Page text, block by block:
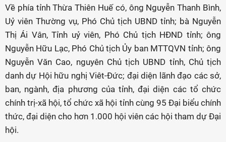
Về phía tỉnh Thừa Thiên Huế có, ông Nguyễn Thanh Bình,
Uỷ viên Thường vụ, Phó Chủ tịch UBND tỉnh; bà Nguyễn
Thị Ái Vân, Tỉnh uỷ viên, Phó Chủ tịch HĐND tỉnh; ông
Nguyễn Hữu Lạc, Phó Chủ tịch Ủy ban MTTQVN tỉnh; ông
Nguyễn Văn Cao, nguyên Chủ tịch UBND tỉnh, Chủ tịch
danh dự Hội hữu nghị Viêt-Đức; đại diện lãnh đạo các sở,
ban, ngành, địa phương của tỉnh, đại diện các tổ chức
chính trị-xã hội, tổ chức xã hội tỉnh cùng 95 Đại biểu chính
thức, đại diện cho hơn 1.000 hội viên các hội tham dự Đại
hội.